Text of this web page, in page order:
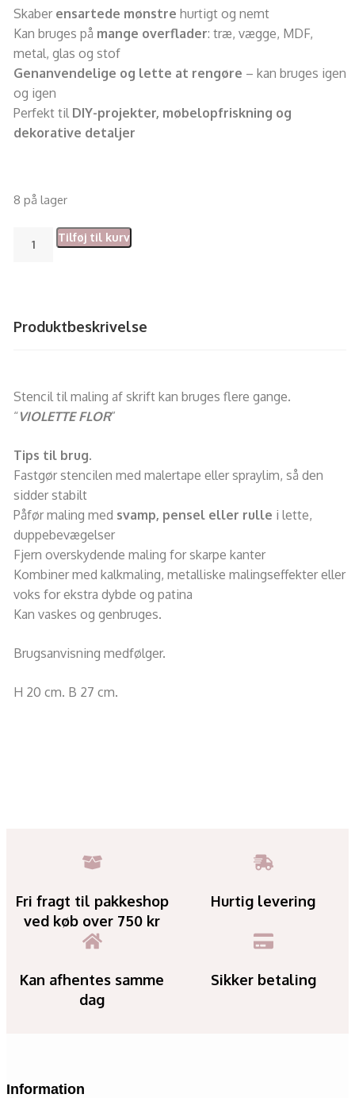
Skaber ensartede mønstre hurtigt og nemt
Kan bruges på mange overflader: træ, vægge, MDF,
metal, glas og stof
Genanvendelige og lette at rengøre – kan bruges igen
og igen
Perfekt til DIY-projekter, møbelopfriskning og
dekorative detaljer
8 på lager
Tilføj til kurv
Produktbeskrivelse
Stencil til maling af skrift kan bruges flere gange.
“VIOLETTE FLOR”
Tips til brug.
Fastgør stencilen med malertape eller spraylim, så den
sidder stabilt
Påfør maling med svamp, pensel eller rulle i lette,
duppebevægelser
Fjern overskydende maling for skarpe kanter
Kombiner med kalkmaling, metalliske malingseffekter eller
voks for ekstra dybde og patina
Kan vaskes og genbruges.
Brugsanvisning medfølger.
H 20 cm. B 27 cm.
Fri fragt til pakkeshop
ved køb over 750 kr
Hurtig levering
Kan afhentes samme
dag
Sikker betaling
Information